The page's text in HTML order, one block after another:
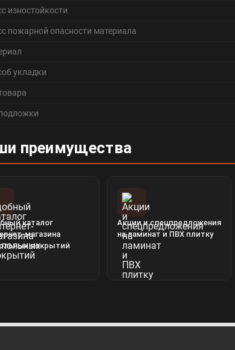
изностойкости
пожарной опасности материала
укладки
преимущества
каталог
магазина
покрытий
Акции и спецпредложения
на ламинат и ПВХ плитку